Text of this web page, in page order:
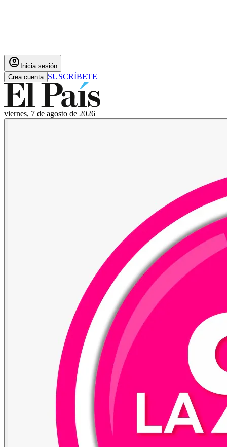
account_circle Inicia sesión
Crea cuenta SUSCRÍBETE
viernes, 7 de agosto de 2026